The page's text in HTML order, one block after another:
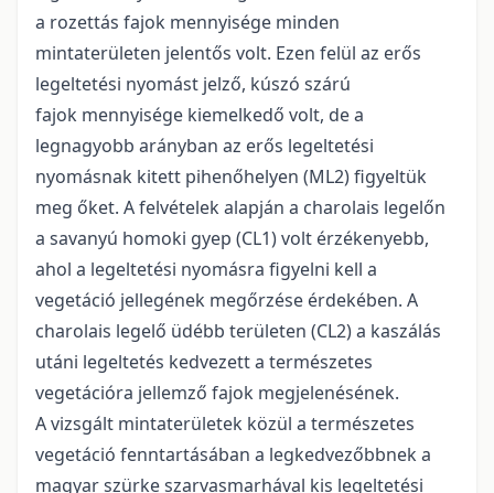
a rozettás fajok mennyisége minden
mintaterületen jelentős volt. Ezen felül az erős
legeltetési nyomást jelző, kúszó szárú
fajok mennyisége kiemelkedő volt, de a
legnagyobb arányban az erős legeltetési
nyomásnak kitett pihenőhelyen (ML2) figyeltük
meg őket. A felvételek alapján a charolais legelőn
a savanyú homoki gyep (CL1) volt érzékenyebb,
ahol a legeltetési nyomásra figyelni kell a
vegetáció jellegének megőrzése érdekében. A
charolais legelő üdébb területen (CL2) a kaszálás
utáni legeltetés kedvezett a természetes
vegetációra jellemző fajok megjelenésének.
A vizsgált mintaterületek közül a természetes
vegetáció fenntartásában a legkedvezőbbnek a
magyar szürke szarvasmarhával kis legeltetési